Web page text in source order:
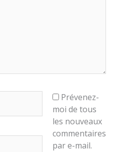
Prévenez-
moi de tous
les nouveaux
commentaires
par e-mail.